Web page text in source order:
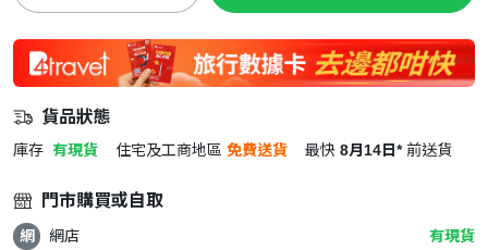
貨品狀態
庫存 有現貨 住宅及工商地區 免費送貨 最快 8月14日* 前送貨
門市購買或自取
網 網店
有現貨